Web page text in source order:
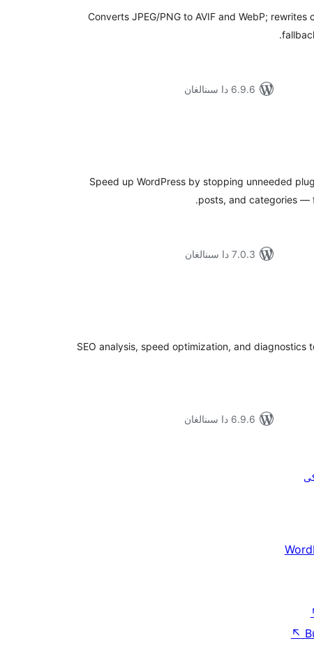
Converts JPEG/PNG to AVIF and WebP;
6.9.6 دا سىنالغان
Speed up WordPress by stopping unneeded
posts, and categories —
7.0.3 دا سىنالغان
SEO analysis, speed optimization, and diagnostics
6.9.6 دا سىنالغان
↖